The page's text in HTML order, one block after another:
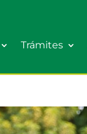
Trámites